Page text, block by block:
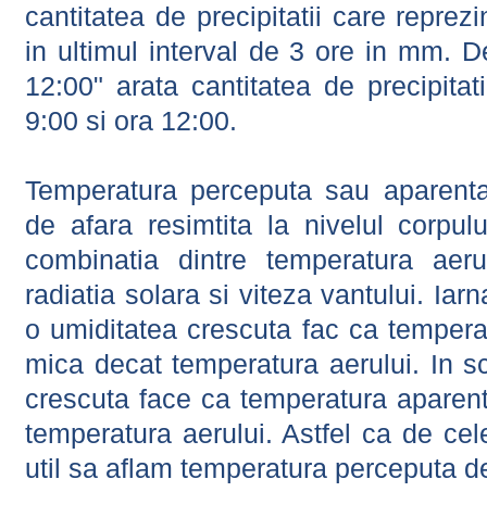
cantitatea de precipitatii care
in ultimul interval de 3 ore in mm.
12:00" arata cantitatea de
9:00 si ora 12:00.
Temperatura perceputa sau
de afara resimtita la nivelul
combinatia dintre temperatura
radiatia solara si viteza vantului.
o umiditatea crescuta fac ca
mica decat temperatura aerului. In
crescuta face ca temperatura
temperatura aerului. Astfel ca de
util sa aflam temperatura perceputa